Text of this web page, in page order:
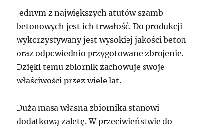
Jednym z największych atutów szamb
betonowych jest ich trwałość. Do produkcji
wykorzystywany jest wysokiej jakości beton
oraz odpowiednio przygotowane zbrojenie.
Dzięki temu zbiornik zachowuje swoje
właściwości przez wiele lat.
Duża masa własna zbiornika stanowi
dodatkową zaletę. W przeciwieństwie do